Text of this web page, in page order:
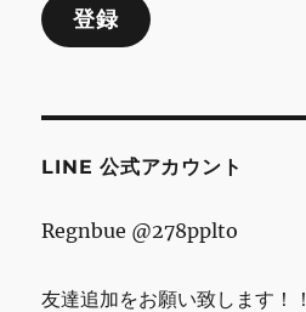
ア
ス
登録
LINE 公式アカウント
Regnbue @278pplto
友達追加をお願い致します！！